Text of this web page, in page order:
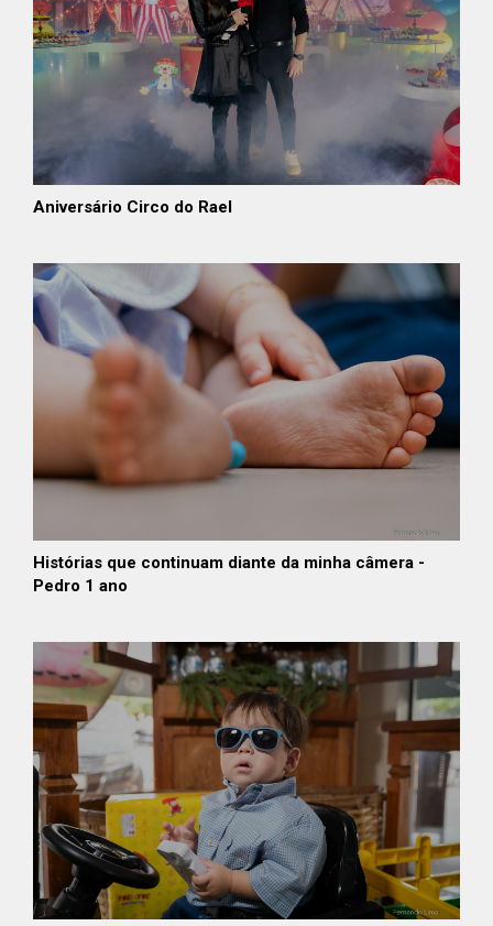
Aniversário Circo do Rael
Histórias que continuam diante da minha câmera -
Pedro 1 ano